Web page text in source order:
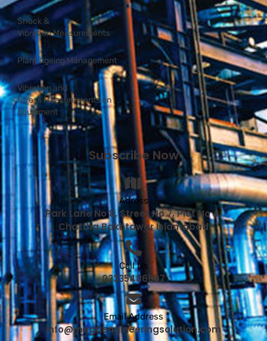
Shock &
Vibration Measurements
Plant Ageing Management
Vibration and
Stress Measurements on
Equipment
Subscribe Now
Adress
Park Lane No 8, Street No 7, Plot No 4,
Chattha Bakhtawar Islamabad
Call Us
03335486697
Email Address
info@megaengineeringsolution.com